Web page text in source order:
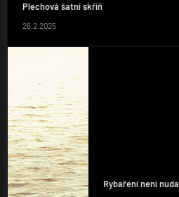
Plechová šatní skříň
26.2.2025
Rybaření není nuda